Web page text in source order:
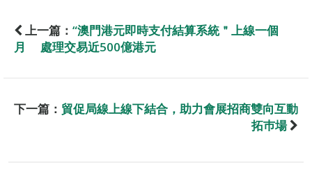
上一篇： “澳門港元即時支付結算系統＂上線一個
月 處理交易近500億港元
下一篇： 貿促局線上線下結合，助力會展招商雙向互動
拓巿場